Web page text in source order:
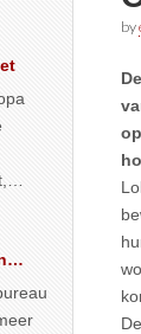
by